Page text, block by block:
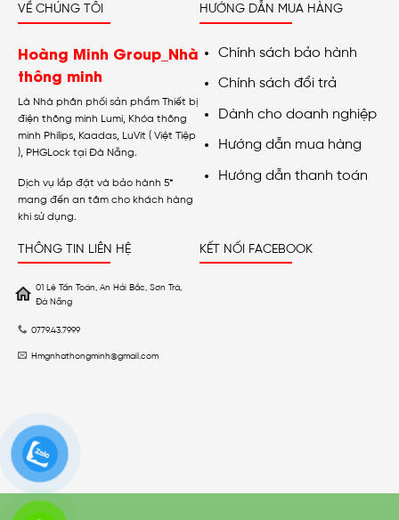
VỀ CHÚNG TÔI
Hoàng Minh Group_Nhà
thông minh
Là Nhà phân phối sản phẩm Thiết bị
điện thông minh Lumi, Khóa thông
minh Philips, Kaadas, LuVit ( Việt Tiệp
), PHGLock tại Đà Nẵng.
Dịch vụ lắp đặt và bảo hành 5*
mang đến an tâm cho khách hàng
khi sử dụng.
HƯỚNG DẪN MUA HÀNG
Chính sách bảo hành
Chính sách đổi trả
Dành cho doanh nghiệp
Hướng dẫn mua hàng
Hướng dẫn thanh toán
THÔNG TIN LIÊN HỆ
01 Lê Tấn Toán, An Hải Bắc, Sơn Trà,
Đà Nẵng
0779.43.7999
Hmgnhathongminh@gmail.com
KẾT NỐI FACEBOOK